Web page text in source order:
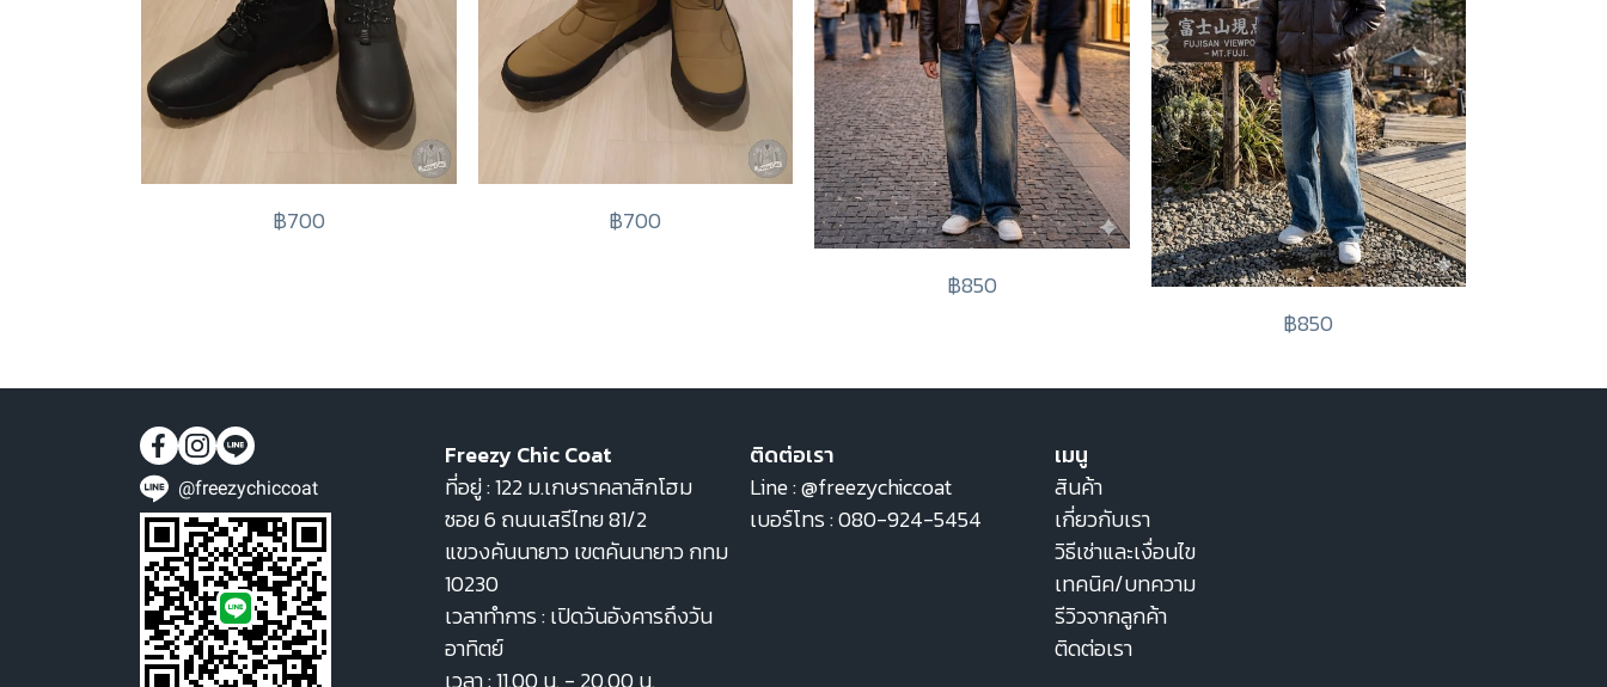
฿700
฿700
฿850
฿850
@freezychiccoat
Freezy Chic Coat
ที่อยู่ : 122 ม.เกษราคลาสิกโฮม
ซอย 6 ถนนเสรีไทย 81/2
แขวงคันนายาว เขตคันนายาว กทม
10230
เวลาทำการ : เปิดวันอังคารถึงวัน
อาทิตย์
เวลา : 11.00 น. - 20.00 น.
ติดต่อเรา
Line :@freezychiccoat
เบอร์โทร :080-924-5454
เมนู
สินค้า
เกี่ยวกับเรา
วิธีเช่าและเงื่อนไข
เทคนิค/บทความ
รีวิวจากลูกค้า
ติดต่อเรา